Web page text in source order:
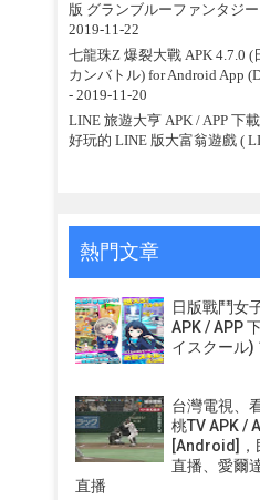
版 グランブルーファンタジ
2019-11-22
七龍珠Z 爆裂大戰 APK 4.7.0
カンバトル) for Android App
- 2019-11-20
LINE 旅遊大亨 APK / APP 下
好玩的 LINE 版大富翁遊戲 (
熱門文章
日版戰鬥女
APK / APP
イスクール
台灣電視、
桃TV APK /
[Android]，
直播、愛爾
直播